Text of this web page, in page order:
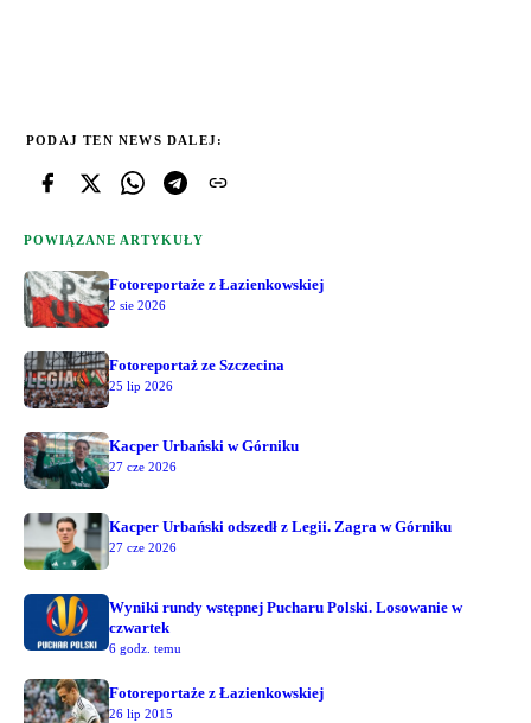
PODAJ TEN NEWS DALEJ:
POWIĄZANE ARTYKUŁY
Fotoreportaże z Łazienkowskiej
2 sie 2026
Fotoreportaż ze Szczecina
25 lip 2026
Kacper Urbański w Górniku
27 cze 2026
Kacper Urbański odszedł z Legii. Zagra w Górniku
27 cze 2026
Wyniki rundy wstępnej Pucharu Polski. Losowanie w
czwartek
6 godz. temu
Fotoreportaże z Łazienkowskiej
26 lip 2015